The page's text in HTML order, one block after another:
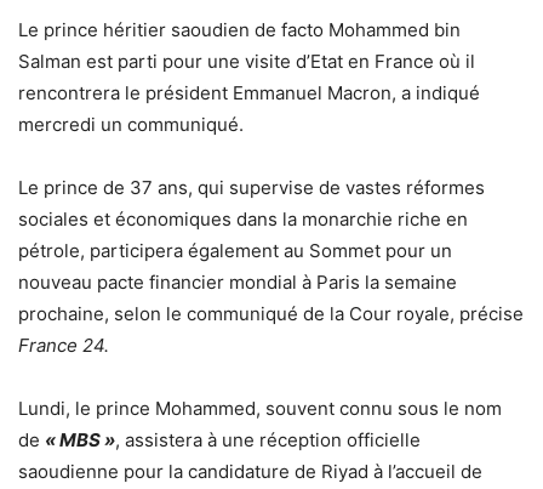
Le prince héritier saoudien de facto Mohammed bin
Salman est parti pour une visite d’Etat en France où il
rencontrera le président Emmanuel Macron, a indiqué
mercredi un communiqué.
Le prince de 37 ans, qui supervise de vastes réformes
sociales et économiques dans la monarchie riche en
pétrole, participera également au Sommet pour un
nouveau pacte financier mondial à Paris la semaine
prochaine, selon le communiqué de la Cour royale, précise
France 24.
Lundi, le prince Mohammed, souvent connu sous le nom
de « MBS », assistera à une réception officielle
saoudienne pour la candidature de Riyad à l’accueil de